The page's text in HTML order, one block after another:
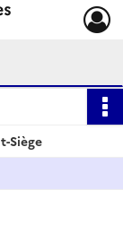
Siège